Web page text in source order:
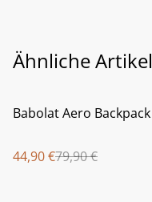
Ähnliche Artikel
%
Babolat Aero Backpack
44,90 €79,90 €